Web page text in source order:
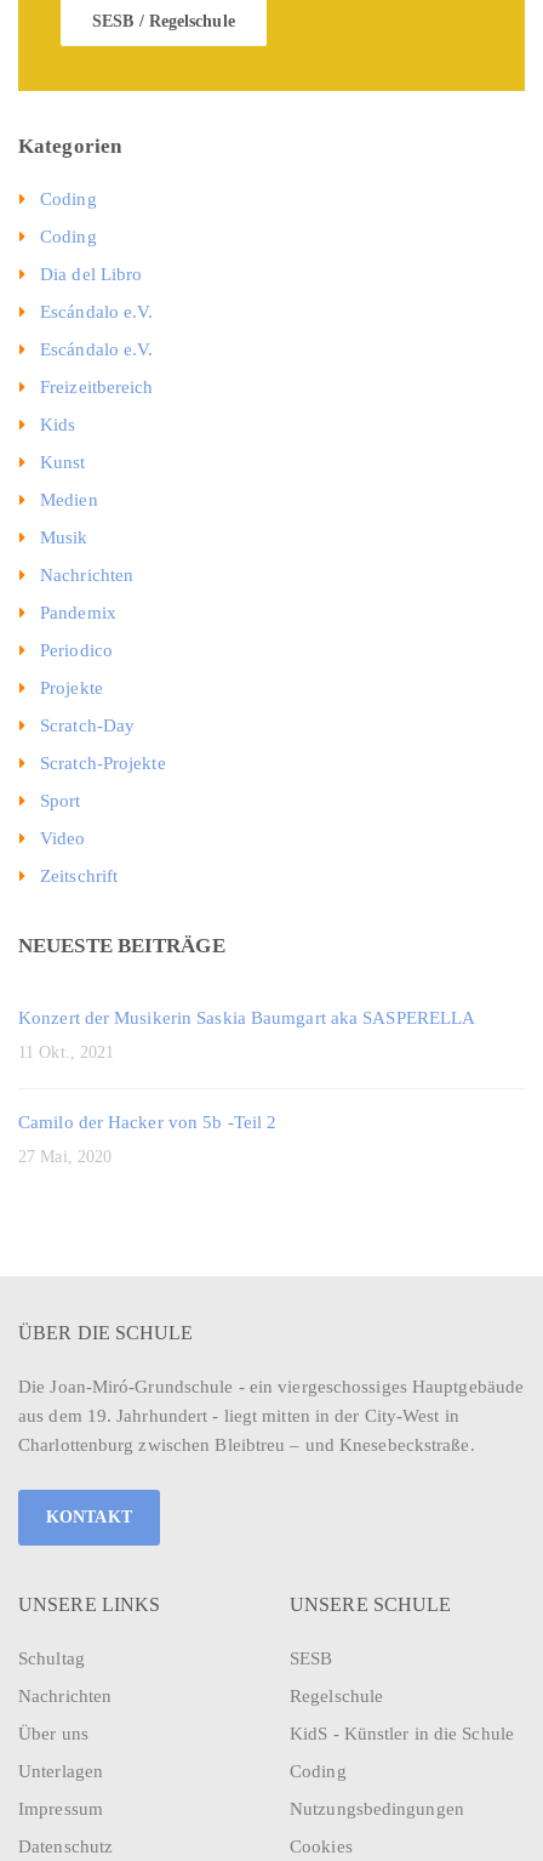
SESB / Regelschule
Kategorien
Coding
Coding
Dia del Libro
Escándalo e.V.
Escándalo e.V.
Freizeitbereich
Kids
Kunst
Medien
Musik
Nachrichten
Pandemix
Periodico
Projekte
Scratch-Day
Scratch-Projekte
Sport
Video
Zeitschrift
NEUESTE BEITRÄGE
Konzert der Musikerin Saskia Baumgart aka SASPERELLA
11 Okt., 2021
Camilo der Hacker von 5b -Teil 2
27 Mai, 2020
ÜBER DIE SCHULE
Die Joan-Miró-Grundschule - ein viergeschossiges Hauptgebäude
aus dem 19. Jahrhundert - liegt mitten in der City-West in
Charlottenburg zwischen Bleibtreu – und Knesebeckstraße.
KONTAKT
UNSERE LINKS
Schultag
Nachrichten
Über uns
Unterlagen
Impressum
Datenschutz
UNSERE SCHULE
SESB
Regelschule
KidS - Künstler in die Schule
Coding
Nutzungsbedingungen
Cookies